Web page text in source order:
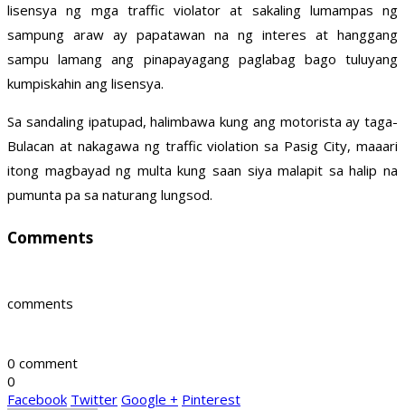
lisensya ng mga traffic violator at sakaling lumampas ng
sampung araw ay papatawan na ng interes at hanggang
sampu lamang ang pinapayagang paglabag bago tuluyang
kumpiskahin ang lisensya.
Sa sandaling ipatupad, halimbawa kung ang motorista ay taga-
Bulacan at nakagawa ng traffic violation sa Pasig City, maaari
itong magbayad ng multa kung saan siya malapit sa halip na
pumunta pa sa naturang lungsod.
Comments
comments
0 comment
0
Facebook Twitter Google + Pinterest